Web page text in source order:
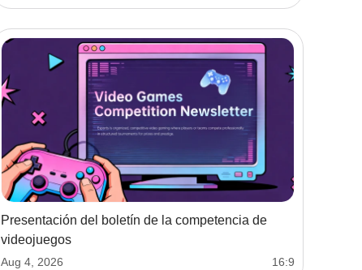
Presentación del boletín de la competencia de
videojuegos
Aug 4, 2026 16:9